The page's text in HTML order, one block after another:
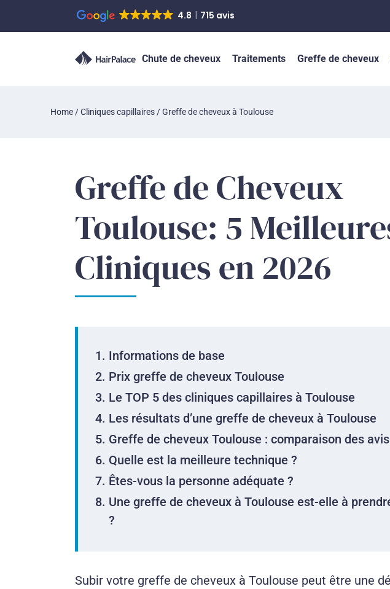
4.8 715 avis
Chute de cheveux Traitements Greffe de cheveux
Home/Cliniques capillaires/Greffe de cheveux à Toulouse
Greffe de Cheveux
Toulouse: 5
Cliniques en 2026
Informations de base
Prix greffe de cheveux Toulouse
Le TOP 5 des cliniques capillaires à Toulouse
Les résultats d’une greffe de cheveux à Toulouse
Greffe de cheveux Toulouse : comparaison des avis
Quelle est la meilleure technique ?
Êtes-vous la personne adéquate ?
Une greffe de cheveux à Toulouse est-elle à
?
Subir votre greffe de cheveux à Toulouse peut être une